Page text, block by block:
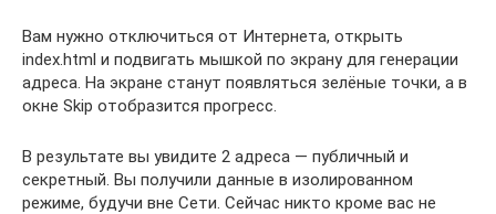
Вам нужно отключиться от Интернета, открыть
index.html и подвигать мышкой по экрану для генерации
адреса. На экране станут появляться зелёные точки, а в
окне Skip отобразится прогресс.
В результате вы увидите 2 адреса — публичный и
секретный. Вы получили данные в изолированном
режиме, будучи вне Сети. Сейчас никто кроме вас не